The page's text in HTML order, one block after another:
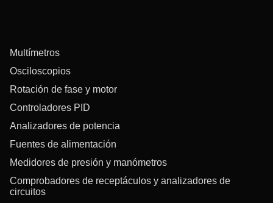
Multímetros
Osciloscopios
Rotación de fase y motor
Controladores PID
Analizadores de potencia
Fuentes de alimentación
Medidores de presión y manómetros
Comprobadores de receptáculos y analizadores de
circuitos